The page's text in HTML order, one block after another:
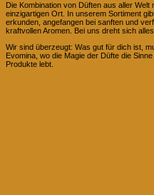
Die Kombination von Düften aus aller
einzigartigen Ort. In unserem Sortiment
erkunden, angefangen bei sanften und
kraftvollen Aromen. Bei uns dreht sich
Wir sind überzeugt: Was gut für dich ist,
Evomina, wo die Magie der Düfte die
Produkte lebt.